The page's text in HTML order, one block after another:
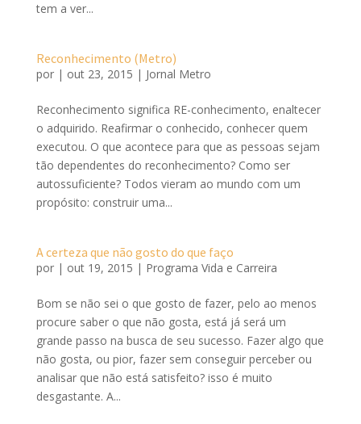
tem a ver...
Reconhecimento (Metro)
por | out 23, 2015 | Jornal Metro
Reconhecimento significa RE-conhecimento, enaltecer
o adquirido. Reafirmar o conhecido, conhecer quem
executou. O que acontece para que as pessoas sejam
tão dependentes do reconhecimento? Como ser
autossuficiente? Todos vieram ao mundo com um
propósito: construir uma...
A certeza que não gosto do que faço
por | out 19, 2015 | Programa Vida e Carreira
Bom se não sei o que gosto de fazer, pelo ao menos
procure saber o que não gosta, está já será um
grande passo na busca de seu sucesso. Fazer algo que
não gosta, ou pior, fazer sem conseguir perceber ou
analisar que não está satisfeito? isso é muito
desgastante. A...